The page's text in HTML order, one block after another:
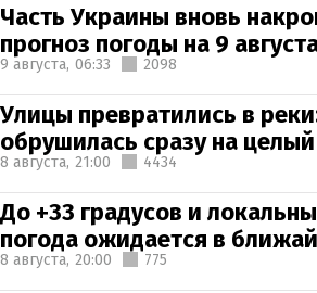
Часть Украины вновь
прогноз погоды на 9
9 августа, 06:33 2098
Улицы превратились в
обрушилась сразу на
8 августа, 21:00 4434
До +33 градусов и
погода ожидается в
8 августа, 20:00 775